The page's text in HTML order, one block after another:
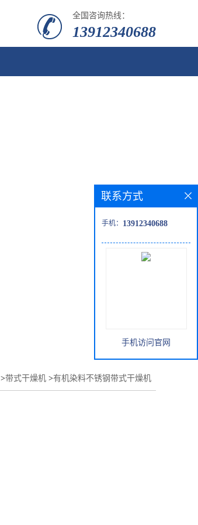
全国咨询热线：
13912340688
>带式干燥机 >有机染料不锈钢带式干燥机
联系方式
手机： 13912340688
手机访问官网